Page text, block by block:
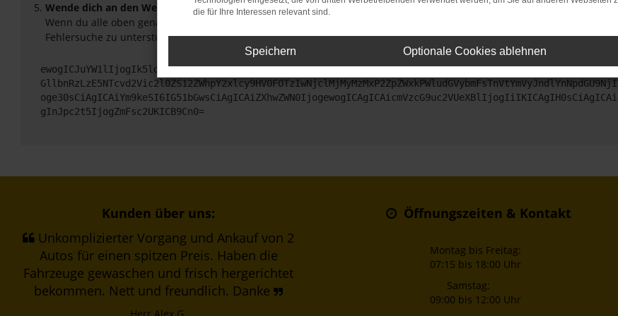
Wende dich an den Webseitenbetreiber.
Wenn du alle oben genannten Schritte versucht hast, kontaktiere uns bitte. Wir werden versuchen, das Problem zu
Fehlersuche zu unterstützen:
gInJpc2t5IjogZmFsc2UKICB9Cn0=
Kunden über uns:
Unkomplizierter Vorgang und Ankauf von 2
Autos für einen spitzen Preis. Haben die
Fahrzeuge gewaschen und frisch hergerichtet
bekommen. Nett und freundlich. Danke
Öffnungszeiten & Kontakt
Montag bis Freitag:
07:15 bis 18:00 Uhr
Samstag:
09:00 bis 12:00 Uhr
die für Ihre Interessen relevant sind.
Speichern Optionale Cookies ablehnen